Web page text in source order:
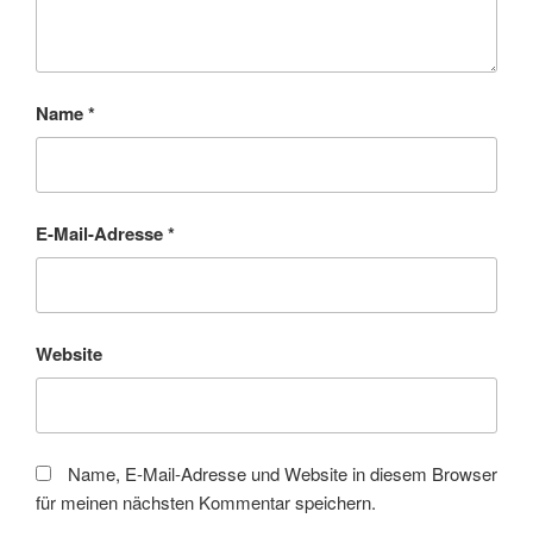
Name*
E-Mail-Adresse*
Website
Name, E-Mail-Adresse und Website in diesem Browser
für meinen nächsten Kommentar speichern.